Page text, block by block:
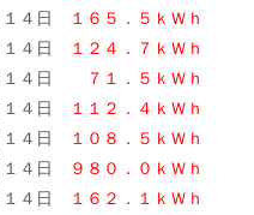
４日
１６５．５ｋＷｈ
４日
１２４．７ｋＷｈ
１４日
７１．５ｋＷｈ
４日
１１２．４ｋＷｈ
４日
１０８．５ｋＷｈ
４日
９８０．０ｋＷｈ
４日
１６２．１ｋＷｈ